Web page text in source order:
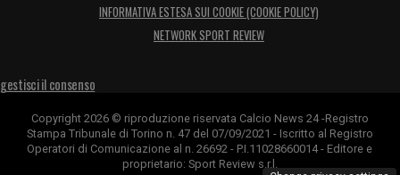
CHI GIOCA IN PORTA – «Tutti e tre sono
Tutti hanno caratteristiche diverse e ci
permettono di sfruttarle in base alla partita
INFORMATIVA ESTESA SUI COOKIE (COOKIE POLICY)
NETWORK SPORT REVIEW
gestisci il consenso
Copyright 2026 © riproduzione riservata Calcio News 24 -Registro
Stampa Tribunale di Torino n. 47 del 07/09/2021 - Iscritto al Registro
Operatori di Comunicazione al n. 26692 - P.I.11028660014 - Editore e
proprietario: Sport Review s.r.l.